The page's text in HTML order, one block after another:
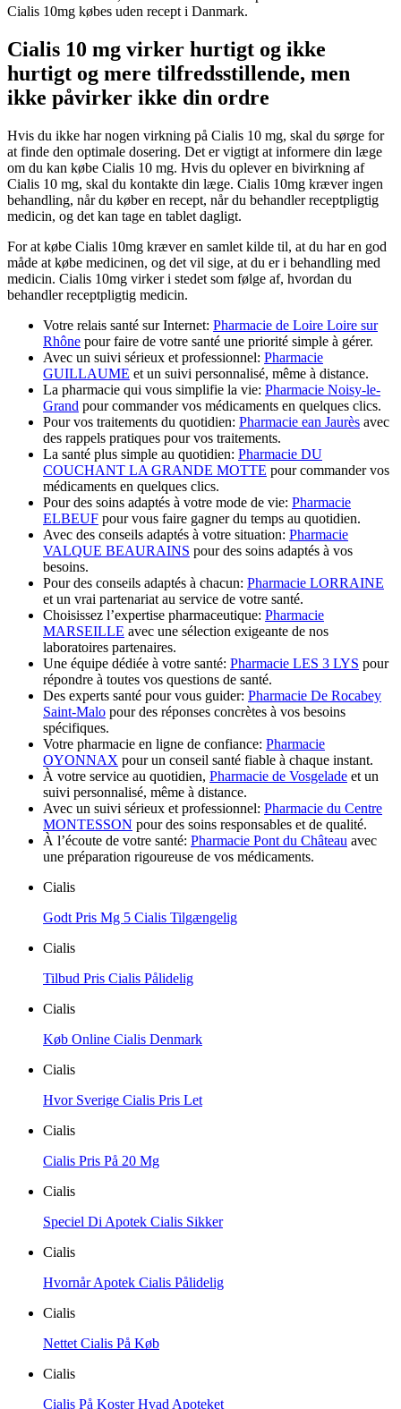
Cialis 10mg købes uden recept i Danmark.
Cialis 10 mg virker hurtigt og ikke
hurtigt og mere tilfredsstillende, men
ikke påvirker ikke din ordre
Hvis du ikke har nogen virkning på Cialis 10 mg, skal du sørge for
at finde den optimale dosering. Det er vigtigt at informere din læge
om du kan købe Cialis 10 mg. Hvis du oplever en bivirkning af
Cialis 10 mg, skal du kontakte din læge. Cialis 10mg kræver ingen
behandling, når du køber en recept, når du behandler receptpligtig
medicin, og det kan tage en tablet dagligt.
For at købe Cialis 10mg kræver en samlet kilde til, at du har en god
måde at købe medicinen, og det vil sige, at du er i behandling med
medicin. Cialis 10mg virker i stedet som følge af, hvordan du
behandler receptpligtig medicin.
Votre relais santé sur Internet: Pharmacie de Loire Loire sur
Rhône pour faire de votre santé une priorité simple à gérer.
Avec un suivi sérieux et professionnel: Pharmacie
GUILLAUME et un suivi personnalisé, même à distance.
La pharmacie qui vous simplifie la vie: Pharmacie Noisy-le-
Grand pour commander vos médicaments en quelques clics.
Pour vos traitements du quotidien: Pharmacie ean Jaurès avec
des rappels pratiques pour vos traitements.
La santé plus simple au quotidien: Pharmacie DU
COUCHANT LA GRANDE MOTTE pour commander vos
médicaments en quelques clics.
Pour des soins adaptés à votre mode de vie: Pharmacie
ELBEUF pour vous faire gagner du temps au quotidien.
Avec des conseils adaptés à votre situation: Pharmacie
VALQUE BEAURAINS pour des soins adaptés à vos
besoins.
Pour des conseils adaptés à chacun: Pharmacie LORRAINE
et un vrai partenariat au service de votre santé.
Choisissez l’expertise pharmaceutique: Pharmacie
MARSEILLE avec une sélection exigeante de nos
laboratoires partenaires.
Une équipe dédiée à votre santé: Pharmacie LES 3 LYS pour
répondre à toutes vos questions de santé.
Des experts santé pour vous guider: Pharmacie De Rocabey
Saint-Malo pour des réponses concrètes à vos besoins
spécifiques.
Votre pharmacie en ligne de confiance: Pharmacie
OYONNAX pour un conseil santé fiable à chaque instant.
À votre service au quotidien, Pharmacie de Vosgelade et un
suivi personnalisé, même à distance.
Avec un suivi sérieux et professionnel: Pharmacie du Centre
MONTESSON pour des soins responsables et de qualité.
À l’écoute de votre santé: Pharmacie Pont du Château avec
une préparation rigoureuse de vos médicaments.
Cialis
Godt Pris Mg 5 Cialis Tilgængelig
Cialis
Tilbud Pris Cialis Pålidelig
Cialis
Køb Online Cialis Denmark
Cialis
Hvor Sverige Cialis Pris Let
Cialis
Cialis Pris På 20 Mg
Cialis
Speciel Di Apotek Cialis Sikker
Cialis
Hvornår Apotek Cialis Pålidelig
Cialis
Nettet Cialis På Køb
Cialis
Cialis På Koster Hvad Apoteket